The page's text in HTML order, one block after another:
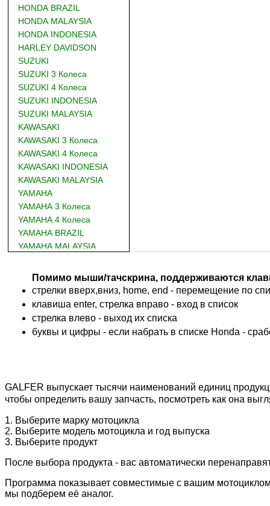
HONDA BRAZIL
HONDA MALAYSIA
HONDA INDONESIA
HARLEY DAVIDSON
SUZUKI
SUZUKI 3 Колеса
SUZUKI 4 Колеса
SUZUKI INDONESIA
SUZUKI MALAYSIA
KAWASAKI
KAWASAKI 3 Колеса
KAWASAKI 4 Колеса
KAWASAKI INDONESIA
KAWASAKI MALAYSIA
YAMAHA
YAMAHA 3 Колеса
YAMAHA 4 Колеса
YAMAHA BRAZIL
YAMAHA MALAYSIA
BMW
ADIVA
ADLY
AJP
ALFER
ALPINA
APRILIA
ARCTIC CAT 4 Колеса
ARCTIC CAT Снег
ASPES
ATALA
Помимо мыши/тачскрина, поддерживаются
стрелки вверх,вниз, home, end - перемещение по
клавиша enter, стрелка вправо - вход в список
cтрелка влево - выход их списка
буквы и цифры - если набрать в списке Honda -
GALFER выпускает тысячи наименований единиц
чтобы определить вашу запчасть, посмотреть как она
1. Выберите марку мотоцикла
2. Выберите модель мотоцикла и год выпуска
3. Выберите продукт
После выбора продукта - вас автоматически
Программа показывает совместимые с вашим
мы подберем её аналог.